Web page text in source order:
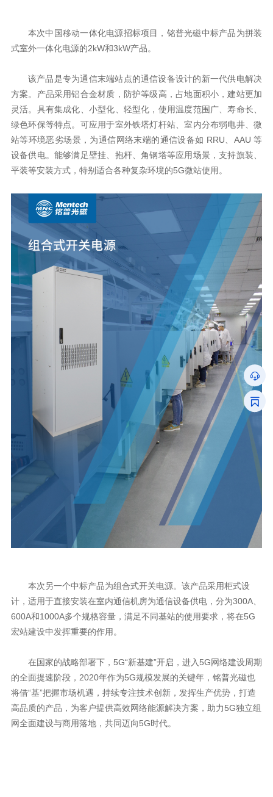
式室外一体化电源的2kW和3kW产品。
站等环境恶劣场景，为通信网络末端的通信设备如 RRU AAU
平装等安装方式，特别适合各种复杂环境的5G微站使用。
计，适用于直接安装在室内通信机房为通信设备供电，分为300A、
600A和1000A多个规格容量，满足不同基站的使用要求，将在5G
宏站建设中发挥重要的作用。
在国家的战略部署下， 5G“新基建”开启，进入 5G
的全面提速阶段， 2020年作为5G
高品质的产品，为客户提供高效网络能源解决方案，助力5G
网全面建设与商用落地，共同迈向5G时代。